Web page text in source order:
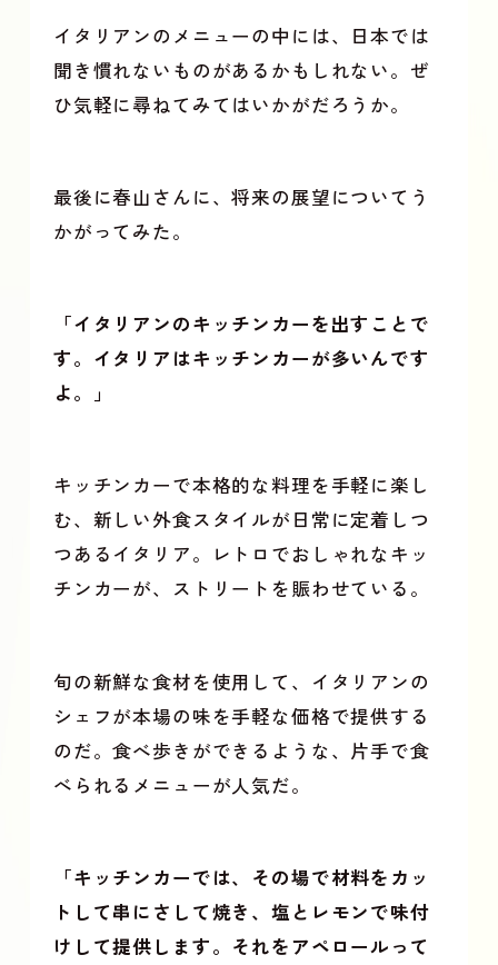
イタリアンのメニューの中には、日本では
聞き慣れないものがあるかもしれない。ぜ
ひ気軽に尋ねてみてはいかがだろうか。
最後に春山さんに、将来の展望についてう
かがってみた。
「イタリアンのキッチンカーを出すことで
す。イタリアはキッチンカーが多いんです
よ。」
キッチンカーで本格的な料理を手軽に楽し
む、新しい外食スタイルが日常に定着しつ
つあるイタリア。レトロでおしゃれなキッ
チンカーが、ストリートを賑わせている。
旬の新鮮な食材を使用して、イタリアンの
シェフが本場の味を手軽な価格で提供する
のだ。食べ歩きができるような、片手で食
べられるメニューが人気だ。
「キッチンカーでは、その場で材料をカッ
トして串にさして焼き、塩とレモンで味付
けして提供します。それをアペロールって